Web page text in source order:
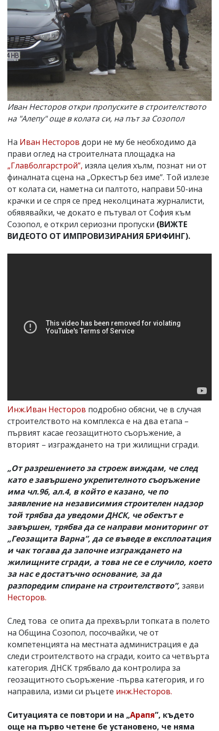
Иван Несторов откри пропуските в строителството
на "Алепу" още в колата си, на път за Созопол
На Иван Несторов дори не му бе необходимо да
прави оглед на строителната площадка на
„Главболгарстрой”, изяла целия хълм, познат ни от
финалната сцена на „Оркестър без име”. Той излезе
от колата си, наметна си палтото, направи 50-ина
крачки и се спря се пред неколцината журналисти,
обявявайки, че докато е пътувал от София към
Созопол, е открил сериозни пропуски (ВИЖТЕ
ВИДЕОТО ОТ ИМПРОВИЗИРАНИЯ БРИФИНГ).
Инж.Иван Несторов подробно обясни, че в случая
строителството на комплекса е на два етапа –
първият касае геозащитното съоръжение, а
вторият – изграждането на три жилищни сгради.
„От разрешението за строеж виждам, че след
като е завършено укрепителното съоръжение
има чл.96, ал.4, в който е казано, че по
заявление на независимия строителен надзор
той трябва да уведоми ДНСК, че обектът е
завършен, трябва да се направи мониторинг от
„Геозащита Варна”, да се въведе в експлоатация
и чак тогава да започне изграждането на
жилищните сгради, а това не се е случило, което
за нас е достатъчно основание, за да
разпоредим спиране на строителството”, заяви
Несторов.
След това се опита да прехвърли топката в полето
на Община Созопол, посочвайки, че от
компетенцията на местната администрация е да
следи строителството на сгради, които са четвърта
категория. ДНСК трябвало да контролира за
геозащитното съоръжение -първа категория, и го
направила, изми си ръцете инж.Несторов.
Ситуацията се повтори и на „Арапя”, където
още на първо четене бе установено, че няма